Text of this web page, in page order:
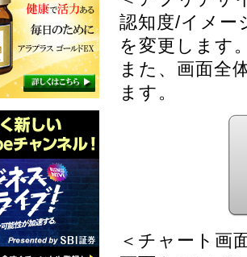
認知度/イメー
を変更します
また、画面全
ます。
＜チャート画